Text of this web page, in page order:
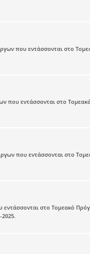
που εντάσσονται στο
που εντάσσονται στο
που εντάσσονται στο
στο Τομεακό